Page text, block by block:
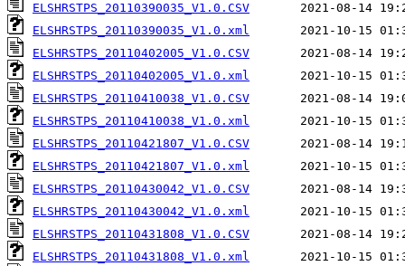
ELSHRSTPS_20110390035_V1.0.CSV
ELSHRSTPS_20110390035_V1.0.xml
ELSHRSTPS_20110402005_V1.0.CSV
ELSHRSTPS_20110402005_V1.0.xml
ELSHRSTPS_20110410038_V1.0.CSV
ELSHRSTPS_20110410038_V1.0.xml
ELSHRSTPS_20110421807_V1.0.CSV
ELSHRSTPS_20110421807_V1.0.xml
ELSHRSTPS_20110430042_V1.0.CSV
ELSHRSTPS_20110430042_V1.0.xml
ELSHRSTPS_20110431808_V1.0.CSV
ELSHRSTPS_20110431808_V1.0.xml